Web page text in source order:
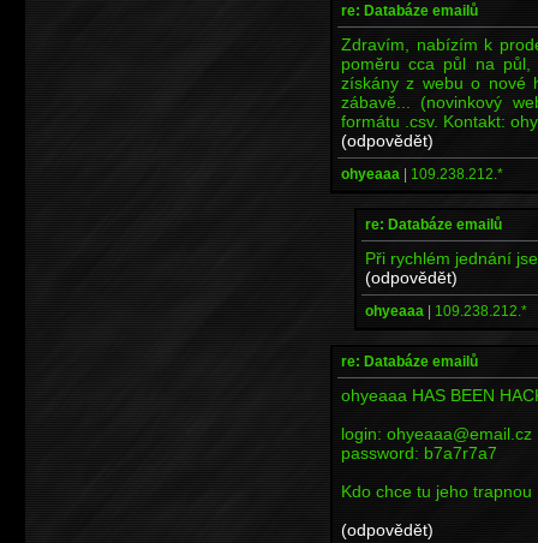
re: Databáze emailů
Zdravím, nabízím k
poměru cca půl na půl,
získány z webu o nové
zábavě... (novinkový
formátu .csv. Kontakt:
(odpovědět)
ohyeaaa | 109.238.212.*
re: Databáze emailů
Při rychlém jednání
(odpovědět)
ohyeaaa | 109.238.212.*
re: Databáze emailů
ohyeaaa HAS BEEN
login: ohyeaaa@email.cz
password: b7a7r7a7
Kdo chce tu jeho
(odpovědět)